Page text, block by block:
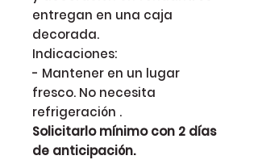
entregan en una caja
decorada.
Indicaciones:
- Mantener en un lugar
fresco. No necesita
refrigeración .
Solicitarlo mínimo con 2 días
de anticipación.